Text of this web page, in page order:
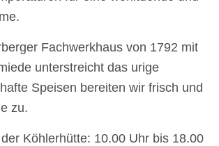
Fachwerkhaus von 1792 mit
unterstreicht das urige
Speisen bereiten wir frisch und
zu.
Köhlerhütte: 10.00 Uhr bis 18.00